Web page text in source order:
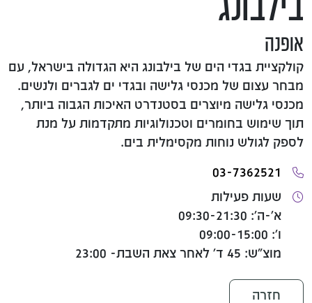
אופנה
קולקציית בגדי הים של בילבונג היא הגדולה בישראל, עם
מבחר עצום של מכנסי גלישה ובגדי ים לגברים ולנשים.
מכנסי גלישה מיוצרים בסטנדרט האיכות הגבוה ביותר,
תוך שימוש בחומרים וטכנולוגיות מתקדמות על מנת
לספק לגולש נוחות מקסימלית בים.
03-7362521
שעות פעילות
א'-ה': 09:30-21:30
ו': 09:00-15:00
מוצ"ש: 45 ד' לאחר צאת השבת- 23:00
חזרה